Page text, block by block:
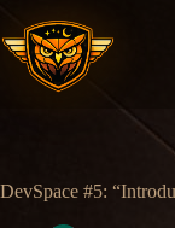
contenido
DevSpace #5: